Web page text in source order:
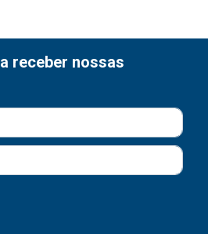
receber nossas